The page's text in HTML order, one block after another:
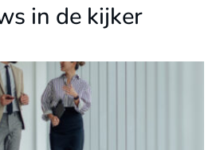
s in de kijker